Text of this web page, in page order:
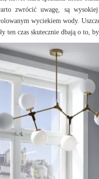
zwrócić uwagę, są
wyciekiem wody.
ten czas skutecznie dbają o to,